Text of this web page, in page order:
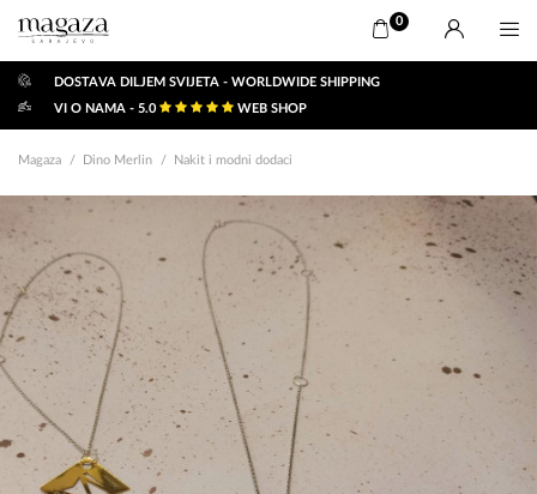
0
DOSTAVA DILJEM SVIJETA - WORLDWIDE SHIPPING
VI O NAMA - 5.0
WEB SHOP
Magaza Dino Merlin Nakit i modni dodaci